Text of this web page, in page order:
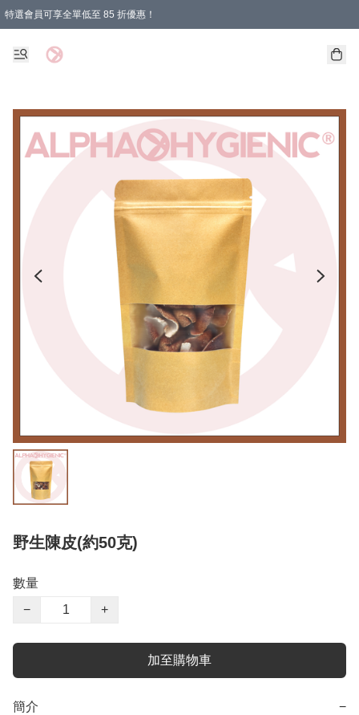
特選會員可享全單低至 85 折優惠！
購物滿 HKD 1000.00即享免運費優惠！（適用於 特定的送貨方式 )
野生陳皮(約50克)
數量
−
+
加至購物車
簡介 −